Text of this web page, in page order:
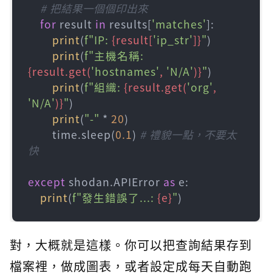
# 把結果一個個印出來
for result in results['matches']:
print(f"IP: {result['ip_str']}")
print(
{result.get('hostnames', 'N/A')}")
print(f"組織: {result.get('org'
'N/A')}")
print("-" * 20)
        time.sleep(
0.1) # 禮貌一點，不要太
快
except shodan.APIError as e:
print(f"發生錯誤了...: {e}"
對，大概就是這樣。你可以把查詢結果存到
檔案裡，做成圖表，或者設定成每天自動跑